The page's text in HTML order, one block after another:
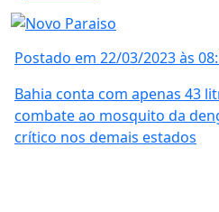
Postado em 22/03/2023 às
Bahia conta com apenas 43
combate ao mosquito da
crítico nos demais estados